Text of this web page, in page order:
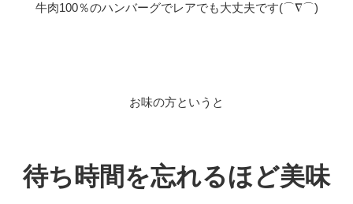
牛肉100％のハンバーグでレアでも大丈夫です(⌒∇⌒)
お味の方というと
待ち時間を忘れるほど美味